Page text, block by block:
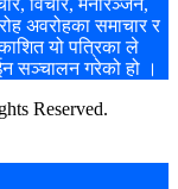
विचार, मनोरञ्जन,
अवरोहका समाचार र
यो पत्रिका ले
सञ्चालन गरेको हो ।
Reserved.